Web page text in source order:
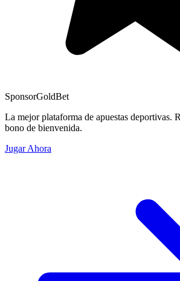
SponsorGoldBet
La mejor plataforma de apuestas deportivas.
bono de bienvenida.
Jugar Ahora